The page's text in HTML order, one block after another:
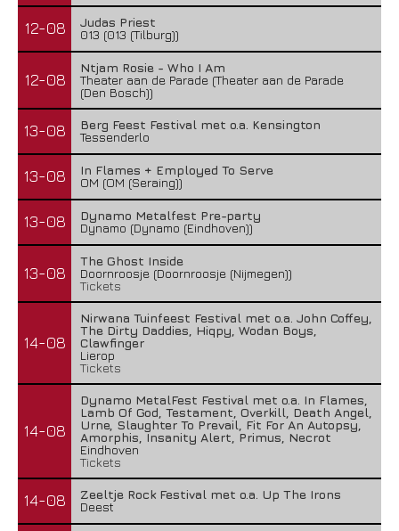
12-08
Judas Priest
013 (013 (Tilburg))
12-08
Ntjam Rosie - Who I Am
Theater aan de Parade (Theater aan de Parade
(Den Bosch))
13-08
Berg Feest Festival met o.a. Kensington
Tessenderlo
13-08
In Flames + Employed To Serve
OM (OM (Seraing))
13-08
Dynamo Metalfest Pre-party
Dynamo (Dynamo (Eindhoven))
13-08
The Ghost Inside
Doornroosje (Doornroosje (Nijmegen))
Tickets
14-08
Nirwana Tuinfeest Festival met o.a. John Coffey,
The Dirty Daddies, Hiqpy, Wodan Boys,
Clawfinger
Lierop
Tickets
14-08
Dynamo MetalFest Festival met o.a. In Flames,
Lamb Of God, Testament, Overkill, Death Angel,
Urne, Slaughter To Prevail, Fit For An Autopsy,
Amorphis, Insanity Alert, Primus, Necrot
Eindhoven
Tickets
14-08
Zeeltje Rock Festival met o.a. Up The Irons
Deest